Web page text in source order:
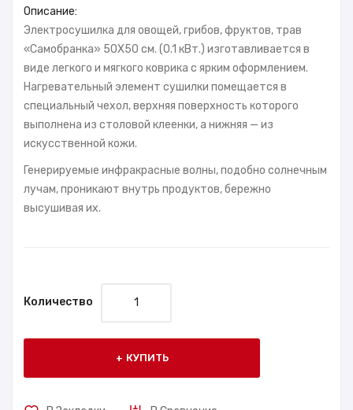
Описание:
Электросушилка для овощей, грибов, фруктов, трав
«Самобранка» 50X50 см. (0.1 кВт.) изготавливается в
виде легкого и мягкого коврика с ярким оформлением.
Нагревательный элемент сушилки помещается в
специальный чехол, верхняя поверхность которого
выполнена из столовой клеенки, а нижняя — из
искусственной кожи.
Генерируемые инфракрасные волны, подобно солнечным
лучам, проникают внутрь продуктов, бережно
высушивая их.
Количество
КУПИТЬ